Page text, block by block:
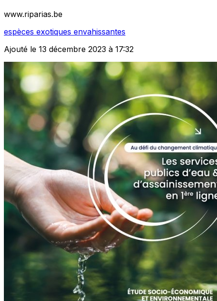
www.riparias.be
espèces exotiques envahissantes
Ajouté le 13 décembre 2023 à 17:32